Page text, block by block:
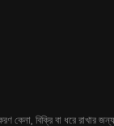
বিক্রি বা ধরে রাখার জন্য